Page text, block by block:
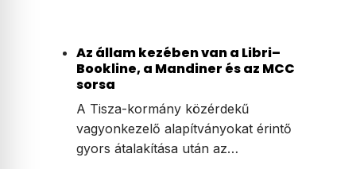
Az állam kezében van a Libri–
Bookline, a Mandiner és az MCC
sorsa
A Tisza-kormány közérdekű
vagyonkezelő alapítványokat érintő
gyors átalakítása után az…